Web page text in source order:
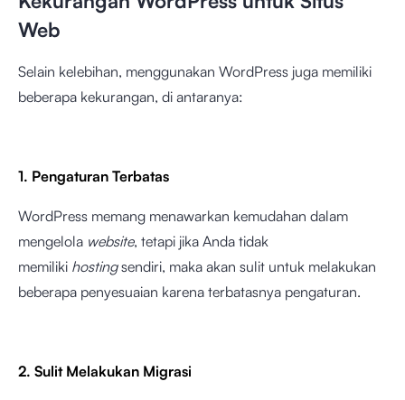
Web
Selain kelebihan, menggunakan WordPress juga memiliki
beberapa kekurangan, di antaranya:
1. Pengaturan Terbatas
WordPress memang menawarkan kemudahan dalam
mengelola website, tetapi jika Anda tidak
memiliki hostingsendiri, maka akan sulit untuk melakukan
beberapa penyesuaian karena terbatasnya pengaturan.
2. Sulit Melakukan Migrasi